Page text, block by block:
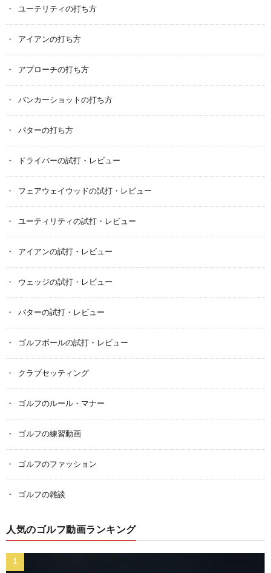
ユーテリティの打ち方
アイアンの打ち方
アプローチの打ち方
バンカーショットの打ち方
パターの打ち方
ドライバーの試打・レビュー
フェアウェイウッドの試打・レビュー
ユーティリティの試打・レビュー
アイアンの試打・レビュー
ウェッジの試打・レビュー
パターの試打・レビュー
ゴルフボールの試打・レビュー
クラブセッティング
ゴルフのルール・マナー
ゴルフの練習動画
ゴルフのファッション
ゴルフの雑談
人気のゴルフ動画ランキング